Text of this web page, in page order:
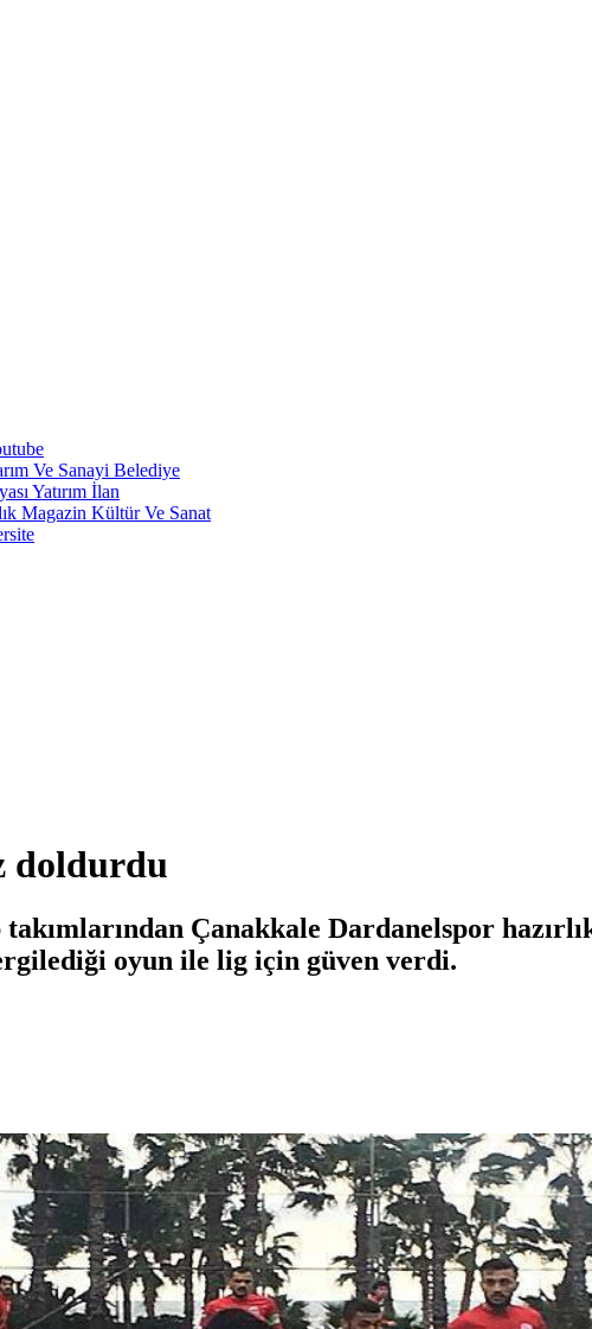
Ve Sanayi Belediye
Yatırım İlan
Magazin Kültür Ve Sanat
doldurdu
Çanakkale Dardanelspor
oyun ile lig için güven verdi.